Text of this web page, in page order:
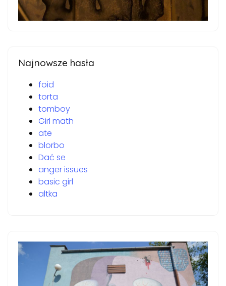
Najnowsze hasła
foid
torta
tomboy
Girl math
ate
blorbo
Dać se
anger issues
basic girl
altka